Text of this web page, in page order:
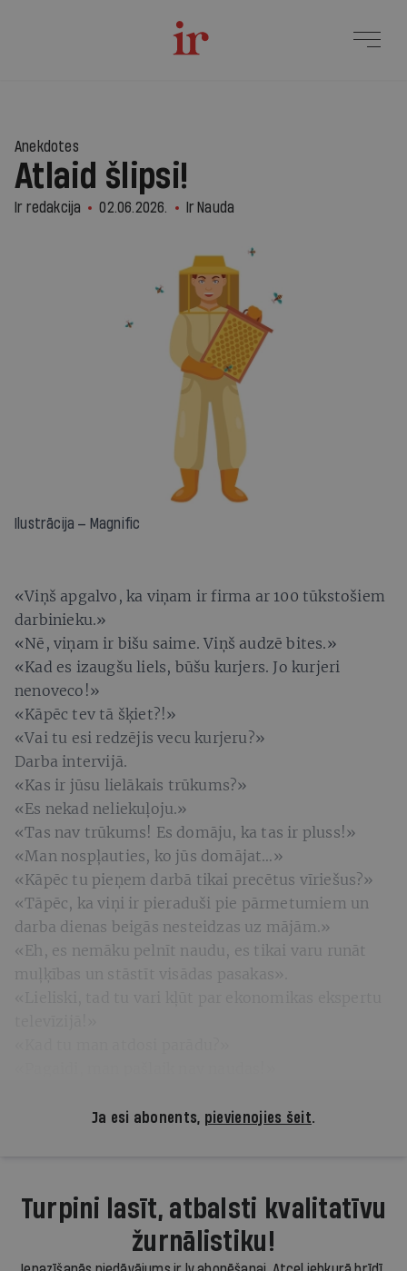
Anekdotes
Atlaid šlipsi!
Ir redakcija 02.06.2026. Ir Nauda
Ilustrācija — Magnific
«Viņš apgalvo, ka viņam ir firma ar 100 tūkstošiem
darbinieku.»
«Nē, viņam ir bišu saime. Viņš audzē bites.»
«Kad es izaugšu liels, būšu kurjers. Jo kurjeri
nenoveco!»
«Kāpēc tev tā šķiet?!»
«Vai tu esi redzējis vecu kurjeru?»
Darba intervijā.
«Kas ir jūsu lielākais trūkums?»
«Es nekad neliekuļoju.»
«Tas nav trūkums! Es domāju, ka tas ir pluss!»
«Man nospļauties, ko jūs domājat…»
«Kāpēc tu pieņem darbā tikai precētus vīriešus?»
«Tāpēc, ka viņi ir pieraduši pie pārmetumiem un
darba dienas beigās nesteidzas uz mājām.»
«Eh, es nemāku pelnīt naudu, es tikai varu runāt
muļķības un stāstīt visādas pasakas».
Ja esi abonents, pievienojies šeit.
Turpini lasīt, atbalsti kvalitatīvu
žurnālistiku!